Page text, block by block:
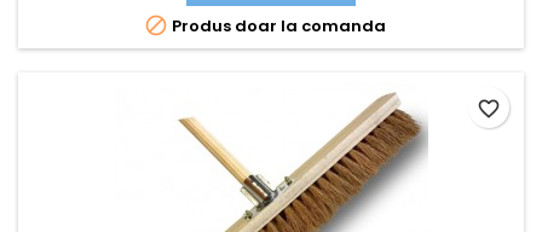
 Produs doar la comanda
favorite_border